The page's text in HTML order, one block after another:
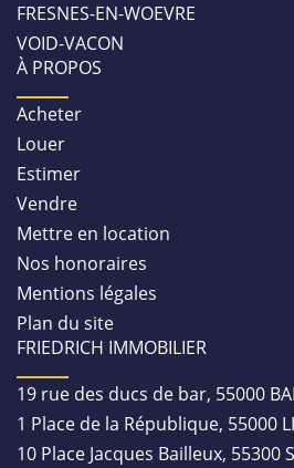
FRESNES-EN-WOEVRE
VOID-VACON
À PROPOS
Acheter
Louer
Estimer
Vendre
Mettre en location
Nos honoraires
Mentions légales
Plan du site
FRIEDRICH IMMOBILIER
19 rue des ducs de bar, 55000
1 Place de la République, 55000
10 Place Jacques Bailleux, 55300